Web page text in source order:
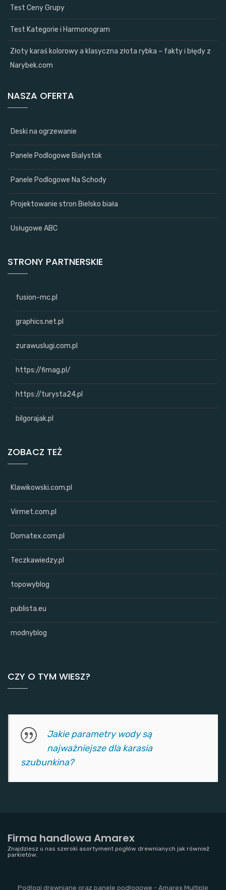
Test Ceny Grupy
Test Kategorie i Harmonogram
Złoty karaś kolorowy a klasyczna złota rybka – fakty i błędy z
Narybek.com
NASZA OFERTA
Deski na ogrzewanie
Panele Podlogowe Bialystok
Panele Podlogowe Na Schody
Projektowanie stron Bielsko biała
Usługowe ABC
STRONY PARTNERSKIE
fusion-mc.pl
graphics.net.pl
zurawuslugi.com.pl
https://fimag.pl/
https://turysta24.pl
bilgorajak.pl
ZOBACZ TEŻ
Klawikowski.com.pl
Virmet.com.pl
Domatex.com.pl
Teczkawiedzy.pl
topowyblog
publista.eu
modnyblog
CZY O TYM WIESZ?
Jakie parametry wody są
najważniejsze dla karasia
szubunkina?
Firma handlowa Amarex
Znajdziesz u nas szeroki asortyment pogłów drewnianych jak również
parkietów.
Podłogi drewniane oraz panele podłogowe - Amarex Multiple